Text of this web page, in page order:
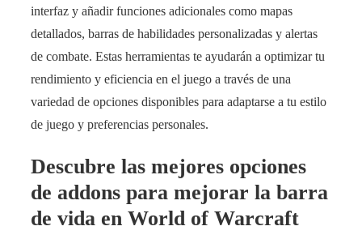
interfaz y añadir funciones adicionales como mapas
detallados, barras de habilidades personalizadas y alertas
de combate. Estas herramientas te ayudarán a optimizar tu
rendimiento y eficiencia en el juego a través de una
variedad de opciones disponibles para adaptarse a tu estilo
de juego y preferencias personales.
Descubre las mejores opciones
de addons para mejorar la barra
de vida en World of Warcraft